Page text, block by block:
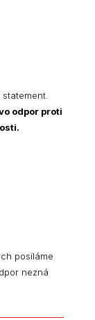
odpor proti
posíláme
nezná